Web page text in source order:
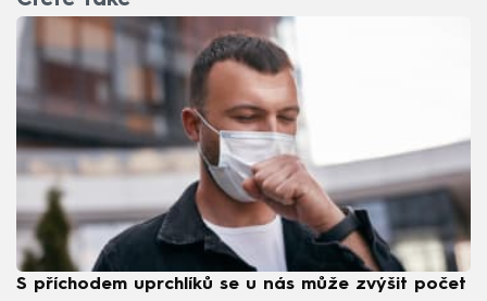
S příchodem uprchlíků se u nás může zvýšit počet